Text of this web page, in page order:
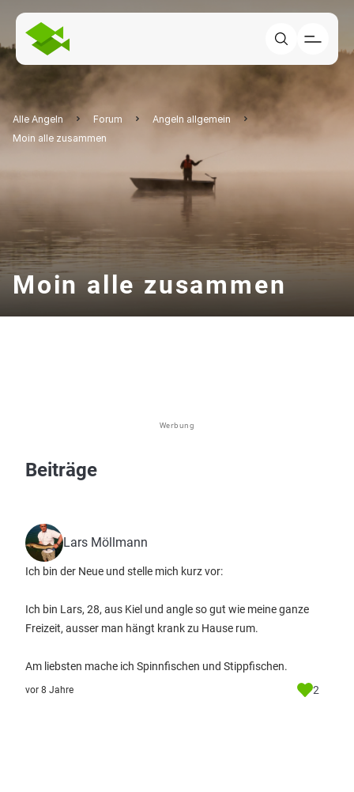
Alle Angeln Forum
Angeln allgemein
Moin alle zusammen
Moin alle zusammen
Werbung
Beiträge
Lars Möllmann
Ich bin der Neue und stelle mich kurz vor:
Ich bin Lars, 28, aus Kiel und angle so gut wie meine ganze
Freizeit, ausser man hängt krank zu Hause rum.
Am liebsten mache ich Spinnfischen und Stippfischen.
vor 8 Jahre 2